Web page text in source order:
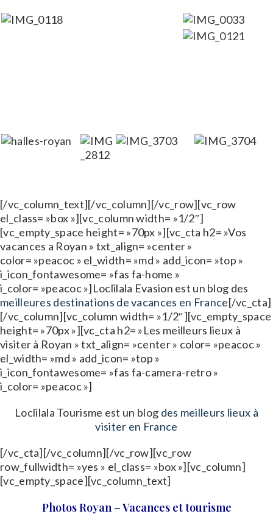
[/vc_column_text][/vc_column][/vc_row][vc_row
el_class= »box »][vc_column width= »1/2″]
[vc_empty_space height= »70px »][vc_cta h2= »Vos
vacances a Royan » txt_align= »center »
color= »peacoc » el_width= »md » add_icon= »top »
i_icon_fontawesome= »fas fa-home »
i_color= »peacoc »]Loclilala Evasion est un blog des
meilleures destinations de vacances en France[/vc_cta]
[/vc_column][vc_column width= »1/2″][vc_empty_space
height= »70px »][vc_cta h2= »Les meilleurs lieux à
visiter à Royan » txt_align= »center » color= »peacoc »
el_width= »md » add_icon= »top »
i_icon_fontawesome= »fas fa-camera-retro »
i_color= »peacoc »]
Loclilala Tourisme est un blog des meilleurs lieux à
visiter en France
[/vc_cta][/vc_column][/vc_row][vc_row
row_fullwidth= »yes » el_class= »box »][vc_column]
[vc_empty_space][vc_column_text]
Photos Royan – Vacances et tourisme